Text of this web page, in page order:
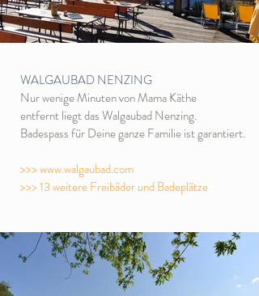
WALGAUBAD NENZING
Nur wenige Minuten von Mama Käthe
entfernt liegt das Walgaubad Nenzing.
Badespass für Deine ganze Familie ist garantiert.
>>> www.walgaubad.com
>>> 13 weitere Freibäder und Badeplätze